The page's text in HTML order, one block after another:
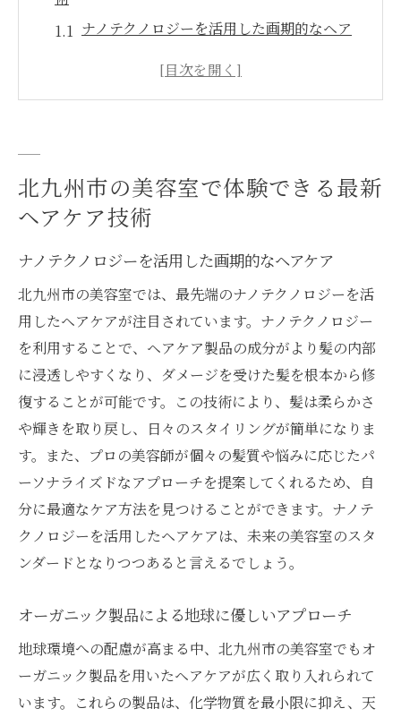
ナノテクノロジーを活用した画期的なヘア
持続可能なヘアケアを実現するための最新
技術
AIを活用した個別ケアの未来
最新のカラーリング技術とその効果
プロの美容師によるパーソナライズドトリート
メントの魅力
個々のニーズに応じたカスタマイズトリー
トメント
一人ひとりに合ったヘアケアプランの提案
パーソナライズドトリートメントのメリッ
ト
髪質とライフスタイルに基づくケアの提案
プロの目で選ぶ最適なヘアケア製品
髪の状態を見極めたオーダーメイドケア
ツ
自分の髪質を見極めるためのポイント
髪質別おすすめ美容室の探し方
美容師に相談する際のポイント
北九州市の美容室で体験できる最新
ヘアケア技術
ナノテクノロジーを活用した画期的なヘアケア
北九州市の美容室では、最先端のナノテクノロジーを活
用したヘアケアが注目されています。ナノテクノロジー
を利用することで、ヘアケア製品の成分がより髪の内部
に浸透しやすくなり、ダメージを受けた髪を根本から修
復することが可能です。この技術により、髪は柔らかさ
や輝きを取り戻し、日々のスタイリングが簡単になりま
す。また、プロの美容師が個々の髪質や悩みに応じたパ
ーソナライズドなアプローチを提案してくれるため、自
分に最適なケア方法を見つけることができます。ナノテ
クノロジーを活用したヘアケアは、未来の美容室のスタ
ンダードとなりつつあると言えるでしょう。
オーガニック製品による地球に優しいアプローチ
地球環境への配慮が高まる中、北九州市の美容室でもオ
ーガニック製品を用いたヘアケアが広く取り入れられて
います。これらの製品は、化学物質を最小限に抑え、天